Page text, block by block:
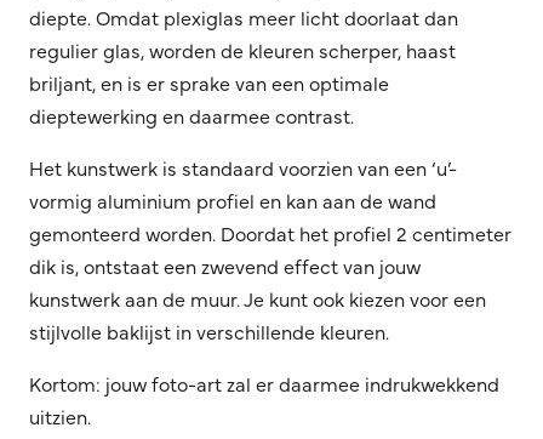
diepte. Omdat plexiglas meer licht doorlaat dan
regulier glas, worden de kleuren scherper, haast
briljant, en is er sprake van een optimale
dieptewerking en daarmee contrast.
Het kunstwerk is standaard voorzien van een ‘u’-
vormig aluminium profiel en kan aan de wand
gemonteerd worden. Doordat het profiel 2 centimeter
dik is, ontstaat een zwevend effect van jouw
kunstwerk aan de muur. Je kunt ook kiezen voor een
stijlvolle baklijst in verschillende kleuren.
Kortom: jouw foto-art zal er daarmee indrukwekkend
uitzien.